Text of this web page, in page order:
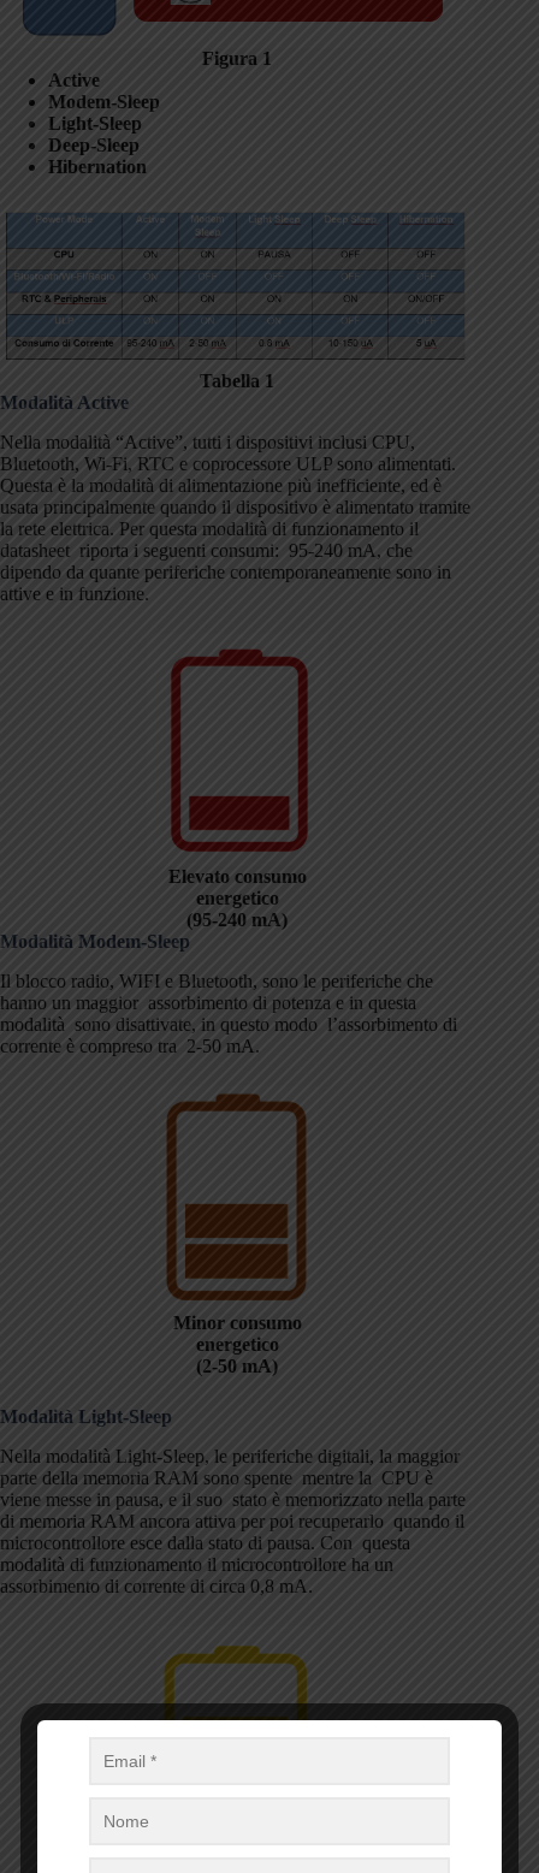
Figura 1
Active
Modem-Sleep
Light-Sleep
Deep-Sleep
Hibernation
Tabella 1
Modalità Active
Nella modalità “Active”, tutti i dispositivi inclusi CPU,
Bluetooth, Wi-Fi, RTC e coprocessore ULP sono alimentati.
Questa è la modalità di alimentazione più inefficiente, ed è
usata principalmente quando il dispositivo è alimentato tramite
la rete elettrica. Per questa modalità di funzionamento il
datasheet riporta i seguenti consumi: 95-240 mA, che
dipendo da quante periferiche contemporaneamente sono in
attive e in funzione.
Elevato consumo
energetico
(95-240 mA)
Modalità Modem-Sleep
Il blocco radio, WIFI e Bluetooth, sono le periferiche che
hanno un maggior assorbimento di potenza e in questa
modalità sono disattivate, in questo modo l’assorbimento di
corrente è compreso tra 2-50 mA.
Minor consumo
energetico
(2-50 mA)
Modalità Light-Sleep
Nella modalità Light-Sleep, le periferiche digitali, la maggior
parte della memoria RAM sono spente mentre la CPU è
viene messe in pausa, e il suo stato è memorizzato nella parte
di memoria RAM ancora attiva per poi recuperarlo quando il
microcontrollore esce dalla stato di pausa. Con questa
modalità di funzionamento il microcontrollore ha un
assorbimento di corrente di circa 0,8 mA.